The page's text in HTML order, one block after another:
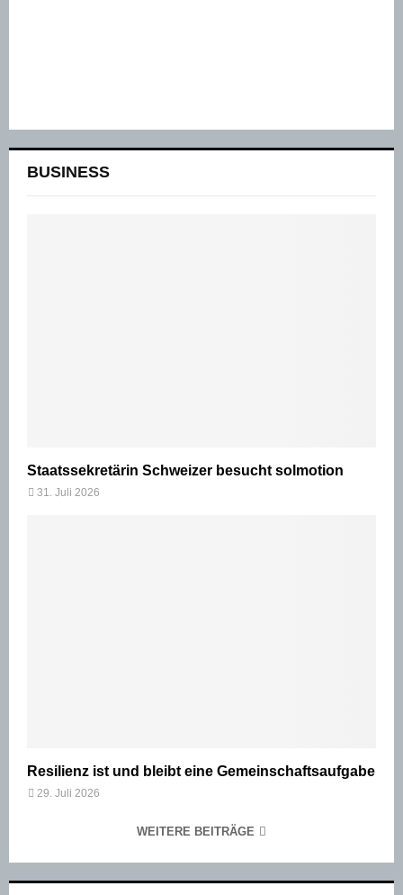
BUSINESS
Staatssekretärin Schweizer besucht solmotion
31. Juli 2026
Resilienz ist und bleibt eine Gemeinschaftsaufgabe
29. Juli 2026
WEITERE BEITRÄGE